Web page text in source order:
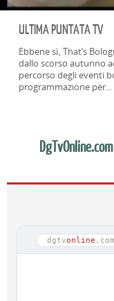
ULTIMA PUNTATA TV
Ebbene sì, That’s
dallo scorso autunno
percorso degli eventi
programmazione per...
dgtvonline .com